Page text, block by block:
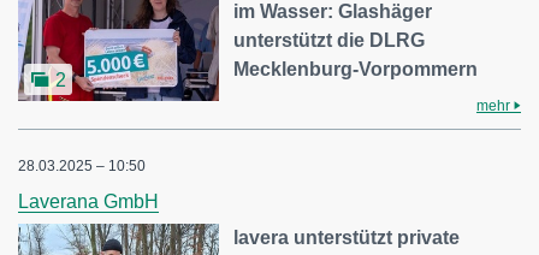
2
im Wasser: Glashäger
unterstützt die DLRG
Mecklenburg-Vorpommern
mehr
28.03.2025 – 10:50
Laverana GmbH
lavera unterstützt private